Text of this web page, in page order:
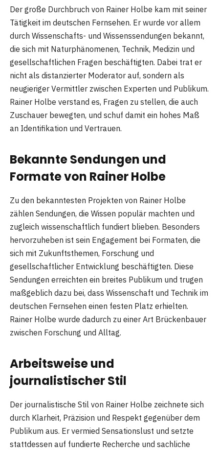
Der große Durchbruch von Rainer Holbe kam mit seiner
Tätigkeit im deutschen Fernsehen. Er wurde vor allem
durch Wissenschafts- und Wissenssendungen bekannt,
die sich mit Naturphänomenen, Technik, Medizin und
gesellschaftlichen Fragen beschäftigten. Dabei trat er
nicht als distanzierter Moderator auf, sondern als
neugieriger Vermittler zwischen Experten und Publikum.
Rainer Holbe verstand es, Fragen zu stellen, die auch
Zuschauer bewegten, und schuf damit ein hohes Maß
an Identifikation und Vertrauen.
Bekannte Sendungen und
Formate von Rainer Holbe
Zu den bekanntesten Projekten von Rainer Holbe
zählen Sendungen, die Wissen populär machten und
zugleich wissenschaftlich fundiert blieben. Besonders
hervorzuheben ist sein Engagement bei Formaten, die
sich mit Zukunftsthemen, Forschung und
gesellschaftlicher Entwicklung beschäftigten. Diese
Sendungen erreichten ein breites Publikum und trugen
maßgeblich dazu bei, dass Wissenschaft und Technik im
deutschen Fernsehen einen festen Platz erhielten.
Rainer Holbe wurde dadurch zu einer Art Brückenbauer
zwischen Forschung und Alltag.
Arbeitsweise und
journalistischer Stil
Der journalistische Stil von Rainer Holbe zeichnete sich
durch Klarheit, Präzision und Respekt gegenüber dem
Publikum aus. Er vermied Sensationslust und setzte
stattdessen auf fundierte Recherche und sachliche